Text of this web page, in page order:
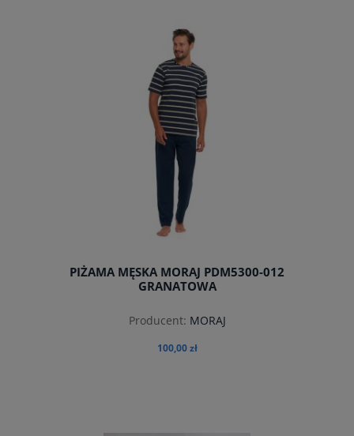
do koszyka
PIŻAMA MĘSKA MORAJ PDM5300-012
GRANATOWA
Producent: MORAJ
100,00 zł